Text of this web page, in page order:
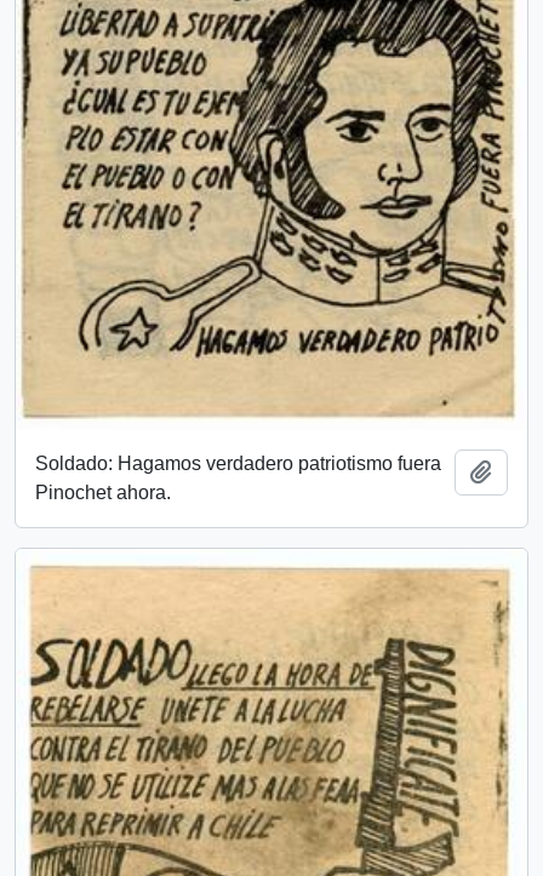
Soldado: Hagamos verdadero patriotismo fuera
Pinochet ahora.